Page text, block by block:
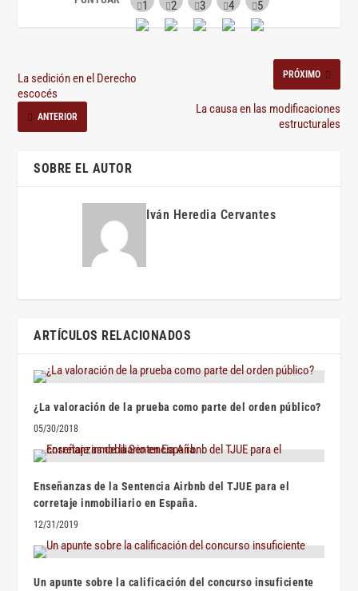
La sedición en el Derecho
escocés
ANTERIOR
PRÓXIMO
La causa en las modificaciones
estructurales
SOBRE EL AUTOR
Iván Heredia Cervantes
ARTÍCULOS RELACIONADOS
¿La valoración de la prueba como parte del orden público?
05/30/2018
Enseñanzas de la Sentencia Airbnb del TJUE para el
corretaje inmobiliario en España.
12/31/2019
Un apunte sobre la calificación del concurso insuficiente